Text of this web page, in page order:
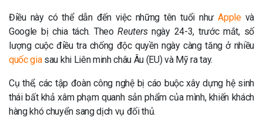
Điều này có thể dẫn đến việc những tên tuổi nhưApplevà
Google bị chia tách. TheoReutersngày 24-3, trước mắt, số
lượng cuộc điều tra chống độc quyền ngày càng tăng ở nhiều
quốc giasau khi Liên minh châu Âu (EU) và Mỹ ra tay.
Cụ thể, các tập đoàn công nghệ bị cáo buộc xây dựng hệ sinh
thái bất khả xâm phạm quanh sản phẩm của mình, khiến khách
hàng khó chuyển sang dịch vụ đối thủ.